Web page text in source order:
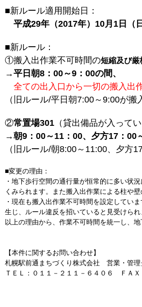
■新ルール適用開始日：
平成29年（2017年）10月1日（
■新ルール：
①搬入出作業不可時間の短縮及び厳
→平日朝8：00～9：00の間、
全ての出入口から一切の搬入出
（旧ルール/平日朝7:00～9:00が搬
②常置場301 （貸出備品が入って
→朝9：00～11：00、夕方17：00
（旧ルール/朝8:00～11:00、夕方
■変更の理由：
・地下歩行空間の通行量が恒常的に多い状
くみられます。また搬入出作業による柱や
・現在も搬入出作業不可時間を設定してい
生じ、ルール違反を招いていると見受けられ
以上の理由から、作業不可時間を統一し、
【本件に関するお問い合わせ】
札幌駅前通まちづくり株式会社 営業・管理
ＴＥＬ：０１１－２１１－６４０６ ＦＡ